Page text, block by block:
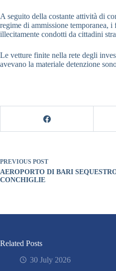
A seguito della costante attività di
regime di ammissione temporanea,
illecitamente condotti da cittadini
Le vetture finite nella rete degli
avevano la materiale detenzione
PREVIOUS POST
AEROPORTO DI BARI
CONCHIGLIE
Related Posts
30 July 2026